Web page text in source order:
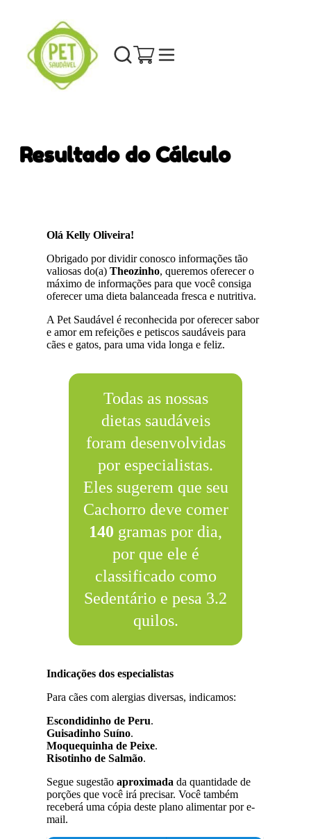
Resultado do Cálculo
Olá Kelly Oliveira!
Obrigado por dividir conosco informações tão
valiosas do(a)Theozinho, queremos oferecer o
máximo de informações para que você consiga
oferecer uma dieta balanceada fresca e nutritiva.
A Pet Saudável é reconhecida por oferecer sabor
e amor em refeições e petiscos saudáveis para
cães e gatos, para uma vida longa e feliz.
Todas as nossas
dietas saudáveis
foram desenvolvidas
por especialistas.
Eles sugerem que seu
Cachorro deve comer
140 gramas por dia,
por que ele é
classificado como
Sedentário e pesa 3.2
quilos.
Indicações dos especialistas
Para cães com alergias diversas, indicamos:
Escondidinho de Peru.
Guisadinho Suíno.
Moquequinha de Peixe.
Risotinho de Salmão.
Segue sugestãoaproximada da quantidade de
porções que você irá precisar. Você também
receberá uma cópia deste plano alimentar por e-
mail.